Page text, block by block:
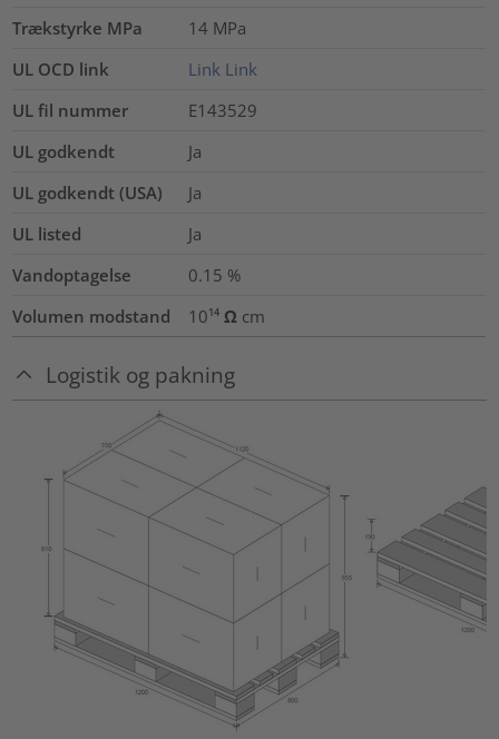
Trækstyrke MPa 14 MPa
UL OCD link
Link Link
UL fil nummer
E143529
UL godkendt
Ja
UL godkendt (USA)
Ja
UL listed
Ja
Vandoptagelse
0.15 %
Volumen modstand
10¹⁴ Ω cm
Logistik og pakning